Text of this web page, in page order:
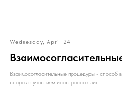
Wednesday, April 24
Взаимосогласительные процедуры - cпособ
споров с участием иностранных лиц